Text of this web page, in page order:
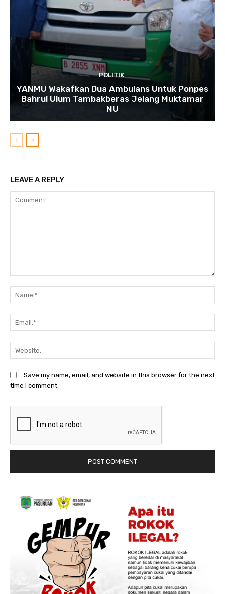
POLITIK
YANMU Wakafkan Dua Ambulans Untuk Ponpes
Bahrul Ulum Tambakberas Jelang Muktamar
NU
LEAVE A REPLY
Save my name, email, and website in this browser for the next
time I comment.